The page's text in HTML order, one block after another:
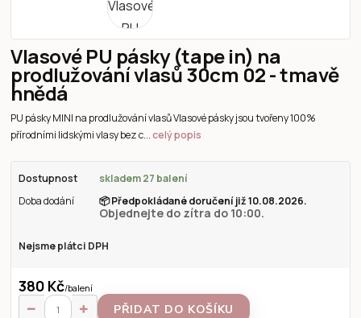
Vlasové PU pásky (tape in) na
prodlužování vlasů 30cm 02 - tmavě
hnědá
PU pásky MINI na prodlužování vlasů Vlasové pásky jsou tvořeny 100%
přírodními lidskými vlasy bez c...celý popis
Dostupnost
skladem 27 balení
Doba dodání
📦Předpokládané doručení již 10.08.2026.
Objednejte do zítra do 10:00.
Nejsme plátci DPH
380 Kč/balení
PŘIDAT DO KOŠÍKU